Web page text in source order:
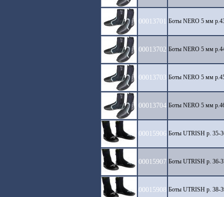
00013701 Боты NERO 5 мм
00013702 Боты NERO 5 мм
00013703 Боты NERO 5 мм
00013704 Боты NERO 5 мм
00015906 Боты UTRISH р. 35-
00015907 Боты UTRISH р. 36-
00015908 Боты UTRISH р. 38-